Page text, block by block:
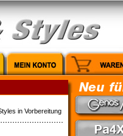
in Vorbereitung: Alles ist gut - Nena //